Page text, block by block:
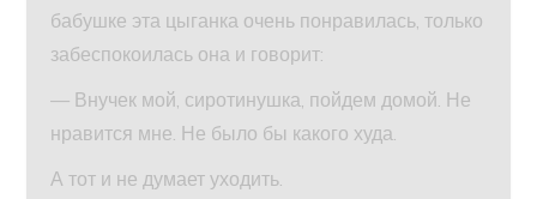
бабушке эта цыганка очень понравилась, только
забеспокоилась она и говорит:
— Внучек мой, сиротинушка, пойдем домой. Не
нравится мне. Не было бы какого худа.
А тот и не думает уходить.